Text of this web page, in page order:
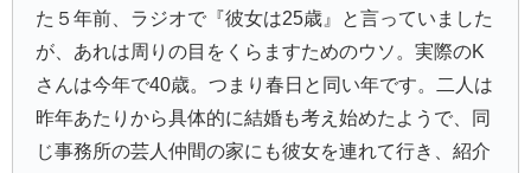
た５年前、ラジオで『彼女は25歳』と言っていました
が、あれは周りの目をくらますためのウソ。実際のK
さんは今年で40歳。つまり春日と同い年です。二人は
昨年あたりから具体的に結婚も考え始めたようで、同
じ事務所の芸人仲間の家にも彼女を連れて行き、紹介